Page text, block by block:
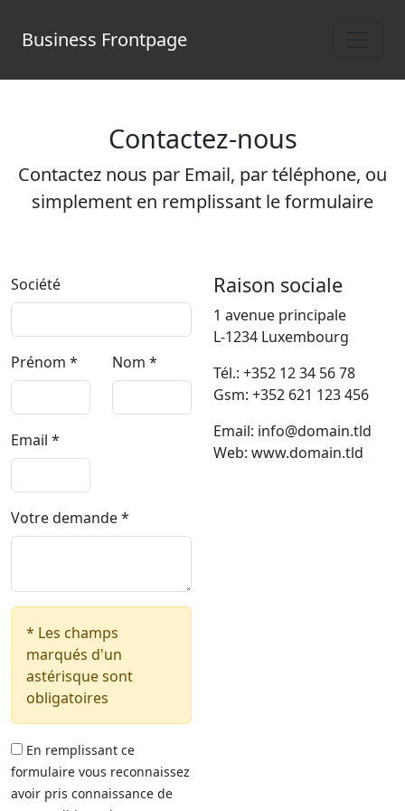
Business Frontpage
Contactez-nous
Contactez nous par Email, par téléphone, ou
simplement en remplissant le formulaire
Société
Prénom * Nom *
Email *
Votre demande*
* Les champs
marqués d'un
astérisque sont
obligatoires
En remplissant ce
formulaire vous reconnaissez
avoir pris connaissance de
Raison sociale
1 avenue principale
L-1234 Luxembourg
Tél.: +352 12 34 56 78
Gsm: +352 621 123 456
Email: info@domain.tld
Web: www.domain.tld